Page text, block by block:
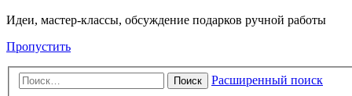
Идеи, мастер-классы, обсуждение подарков ручной работы
Пропустить
Поиск Расширенный поиск